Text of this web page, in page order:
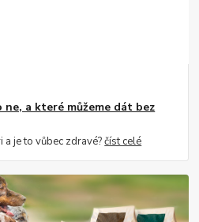
ne, a které můžeme dát bez
a je to vůbec zdravé?číst celé